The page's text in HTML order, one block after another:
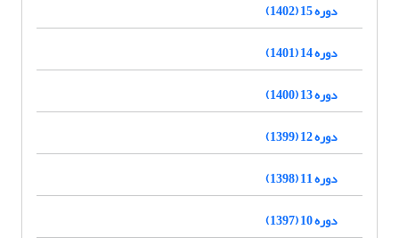
دوره 15 (1402)
دوره 14 (1401)
دوره 13 (1400)
دوره 12 (1399)
دوره 11 (1398)
دوره 10 (1397)